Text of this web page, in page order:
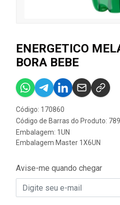
ENERGETICO
BORA BEBE
Código: 170860
Código de Barras do Produto:
Embalagem: 1UN
Embalagem Master 1X6UN
Avise-me quando chegar